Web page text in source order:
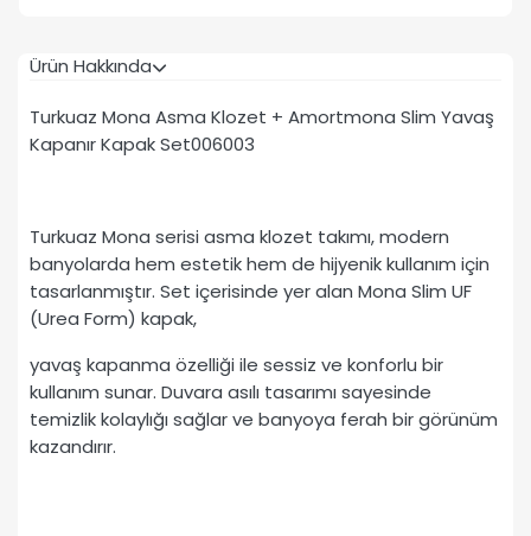
Ürün Hakkında
Turkuaz Mona Asma Klozet + Amortmona Slim Yavaş
Kapanır Kapak Set006003
Turkuaz Mona serisi asma klozet takımı, modern
banyolarda hem estetik hem de hijyenik kullanım için
tasarlanmıştır. Set içerisinde yer alan Mona Slim UF
(Urea Form) kapak,
yavaş kapanma özelliği ile sessiz ve konforlu bir
kullanım sunar. Duvara asılı tasarımı sayesinde
temizlik kolaylığı sağlar ve banyoya ferah bir görünüm
kazandırır.